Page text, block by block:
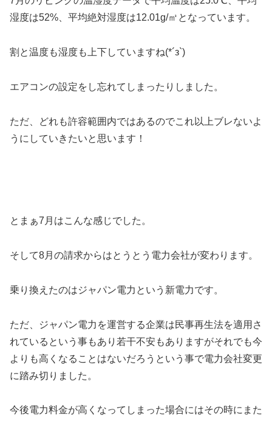
湿度は52%、平均絶対湿度は12.01g/㎥となっています。
割と温度も湿度も上下していますね(*´з`)
エアコンの設定をし忘れてしまったりしました。
ただ、どれも許容範囲内ではあるのでこれ以上ブレないよ
うにしていきたいと思います！
とまぁ7月はこんな感じでした。
そして8月の請求からはとうとう電力会社が変わります。
乗り換えたのはジャパン電力という新電力です。
ただ、ジャパン電力を運営する企業は民事再生法を適用さ
れているという事もあり若干不安もありますがそれでも今
よりも高くなることはないだろうという事で電力会社変更
に踏み切りました。
今後電力料金が高くなってしまった場合にはその時にまた